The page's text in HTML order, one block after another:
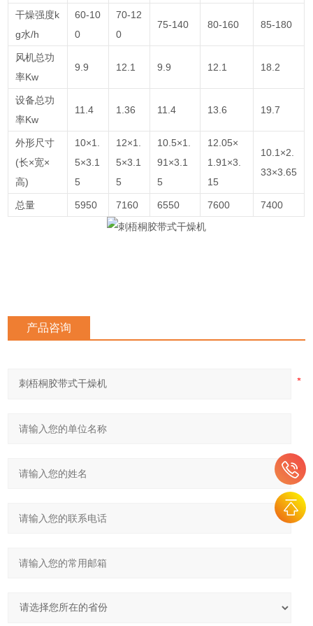
干燥强度k
g水/h
60-10
0
70-12
0
75-140 80-160 85-180
风机总功
率Kw
9.9 12.1 9.9 12.1 18.2
设备总功
率Kw
11.4 1.36 11.4 13.6 19.7
外形尺寸
(长×宽×
高)
10×1.
5×3.1
5
12×1.
5×3.1
5
10.5×1.
91×3.1
5
12.05×
1.91×3.
15
10.1×2.
33×3.65
总量 5950 7160 6550 7600 7400
产品咨询